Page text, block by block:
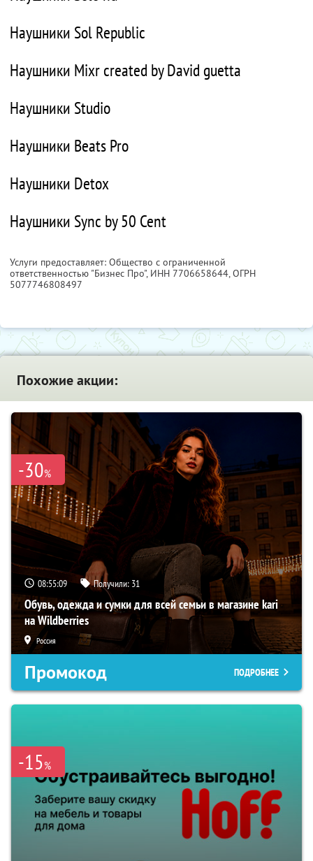
Наушники Sol Republic
Наушники Mixr created by David guetta
Наушники Studio
Наушники Beats Pro
Наушники Detox
Наушники Sync by 50 Cent
Услуги предоставляет: Общество с ограниченной
ответственностью "Бизнес Про", ИНН 7706658644, ОГРН
5077746808497
Похожие акции:
-30%
08:55:08 Получили: 31
Обувь, одежда и сумки для всей семьи в магазине kari
на Wildberries
Россия
Промокод ПОДРОБНЕЕ
-15%